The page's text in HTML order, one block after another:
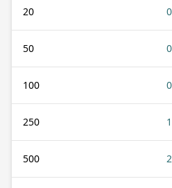
20
50
100
250
500